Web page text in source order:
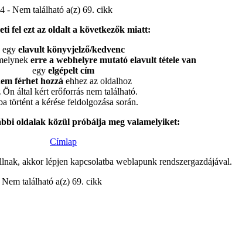
- Nem található a(z) 69. cikk
fel ezt az oldalt a következők miatt:
egy elavult könyvjelző/kedvenc
erre a webhelyre mutató elavult tétele van
egy elgépelt cím
férhet hozzá ehhez az oldalhoz
Ön által kért erőforrás nem található.
történt a kérése feldolgozása során.
oldalak közül próbálja meg valamelyiket:
Címlap
akkor lépjen kapcsolatba weblapunk rendszergazdájával.
Nem található a(z) 69. cikk